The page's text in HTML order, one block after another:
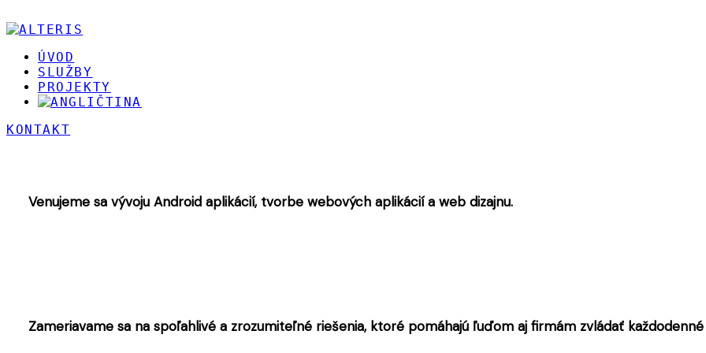
ÚVOD
SLUŽBY
PROJEKTY
KONTAKT
Venujeme sa vývoju Android aplikácií, tvorbe webových aplikácií a web dizajnu.
Zameriavame sa na spoľahlivé a zrozumiteľné riešenia, ktoré pomáhajú ľuďom aj firmám zvládať každodenné